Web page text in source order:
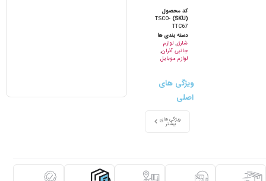
کد محصول
(SKU)
TSCO-
TTC67
دسته بندی ها
شارژر, لوازم
جانبی آذران,
لوازم موبایل
ویژگی های
اصلی
ویژگی های
بیشتر